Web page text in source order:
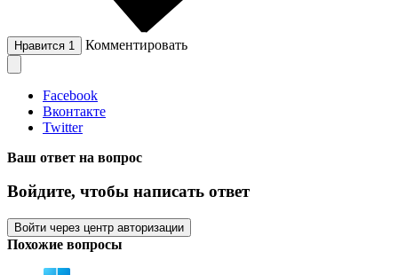
Нравится 1 Комментировать
Facebook
Вконтакте
Twitter
Ваш ответ на вопрос
Войдите, чтобы написать ответ
Войти через центр авторизации
Похожие вопросы